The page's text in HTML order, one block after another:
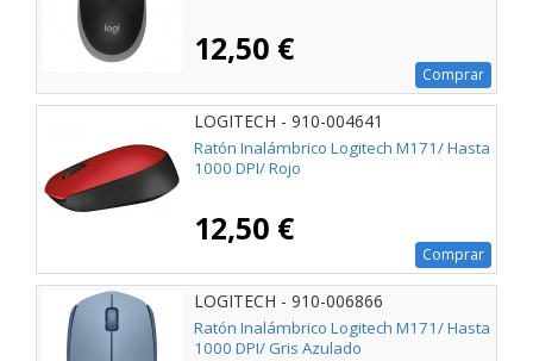
12,50 €
Comprar
LOGITECH - 910-004641
Ratón Inalámbrico Logitech M171/ Hasta
1000 DPI/ Rojo
12,50 €
Comprar
LOGITECH - 910-006866
Ratón Inalámbrico Logitech M171/ Hasta
1000 DPI/ Gris Azulado